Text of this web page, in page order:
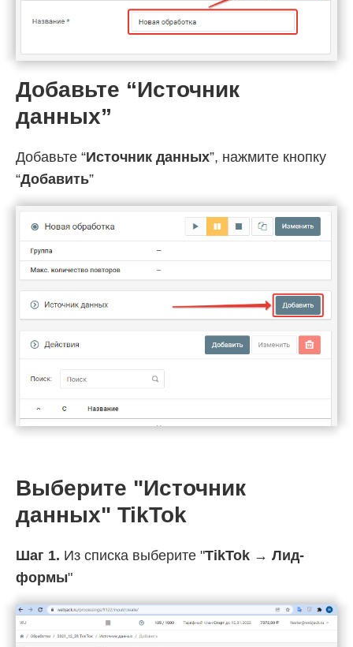
Добавьте “Источник
данных”
Добавьте “Источник данных”, нажмите кнопку
“Добавить”
Выберите "Источник
данных" TikTok
Шаг 1. Из списка выберите "TikTok → Лид-
формы"